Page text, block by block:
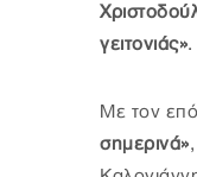
γειτονιάς».
Με τον
σημερινά»